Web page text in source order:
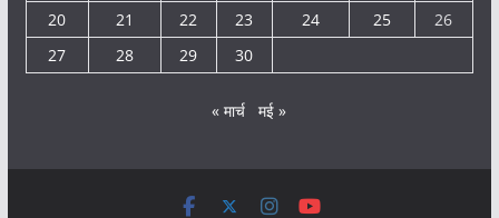
20
21 22 23 24 25
26
27
28 29 30
« मार्च मई »